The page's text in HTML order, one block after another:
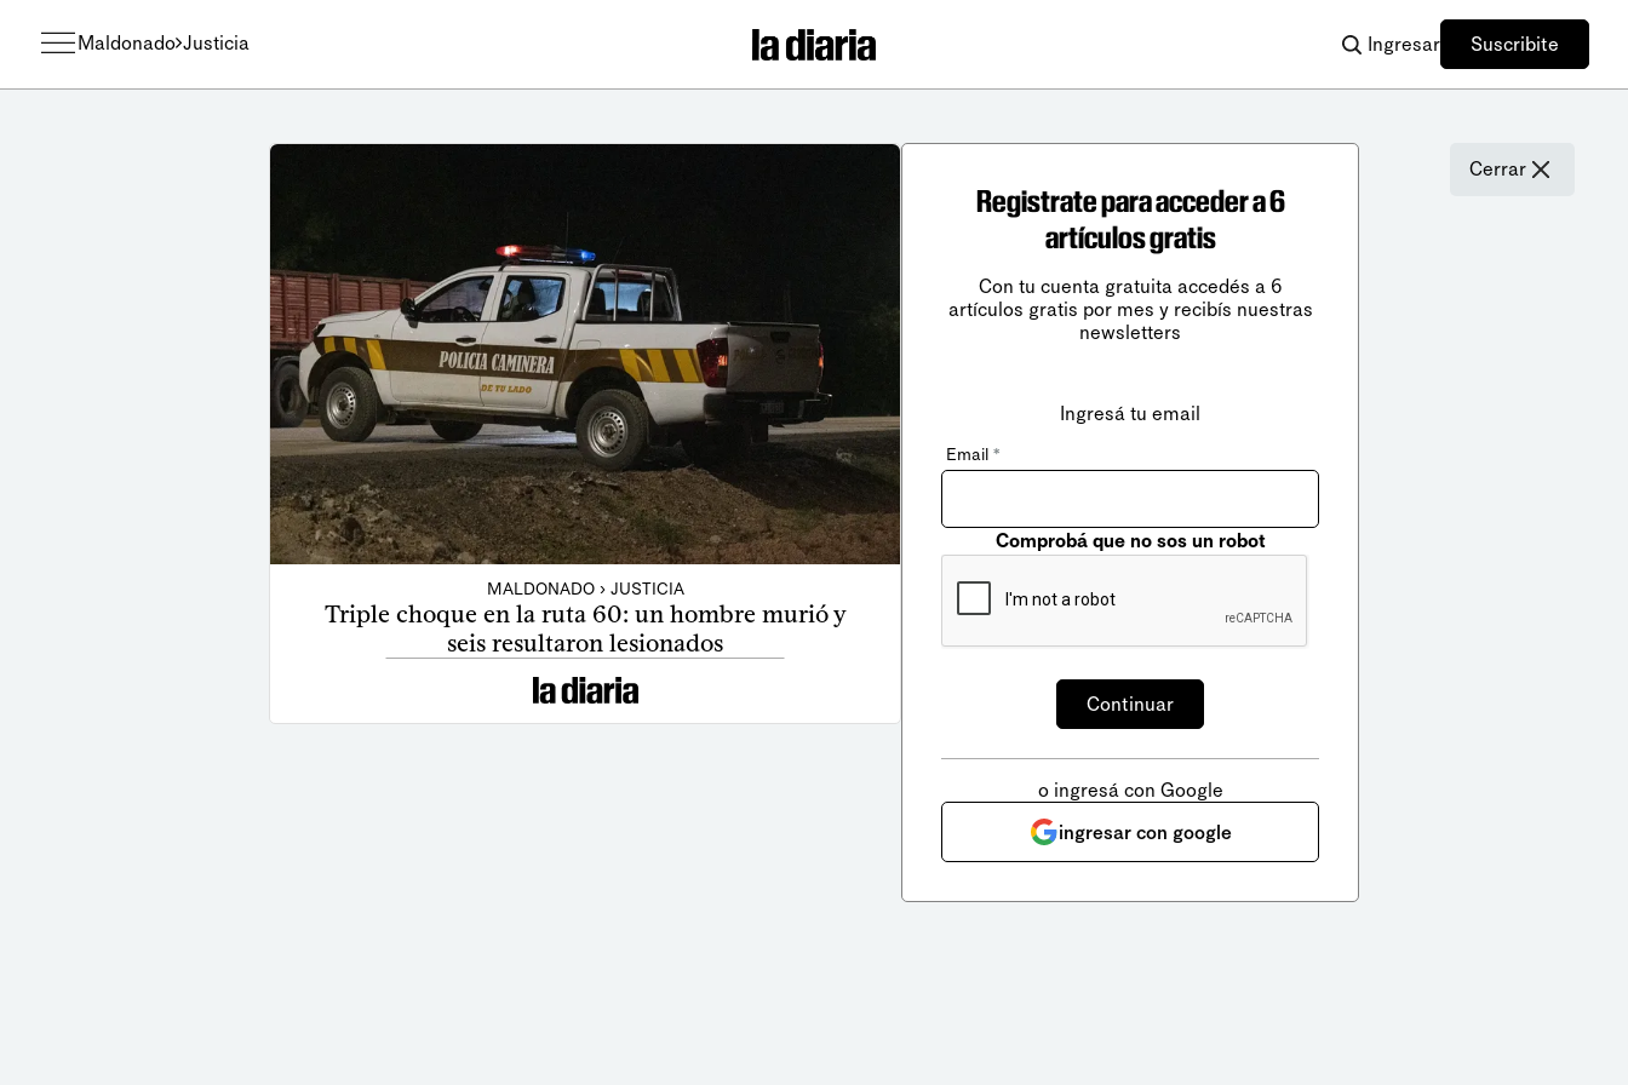
Maldonado Justicia Ingresar Suscribite
MALDONADO › JUSTICIA
Triple choque en la ruta 60: un hombre murió y
seis resultaron lesionados
Cerrar
Registrate para acceder a 6
artículos gratis
Con tu cuenta gratuita accedés a 6
artículos gratis por mes y recibís nuestras
newsletters
Ingresá tu email
Email *
Comprobá que no sos un robot
o ingresá con Google
ingresar con google